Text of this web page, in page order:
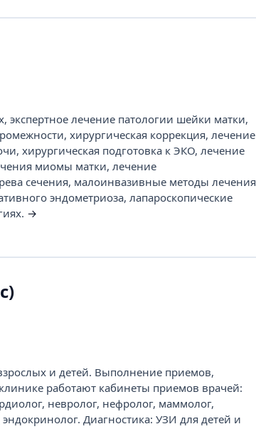
лечение патологии шейки матки,
хирургическая коррекция, лечение
хирургическая подготовка к ЭКО, лечение
миомы матки, лечение
сечения, малоинвазивные методы лечения
эндометриоза, лапароскопические
→
и детей. Выполнение приемов,
работают кабинеты приемов врачей:
невролог, нефролог, маммолог,
Диагностика: УЗИ для детей и